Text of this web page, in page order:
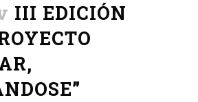
III EDICIÓN